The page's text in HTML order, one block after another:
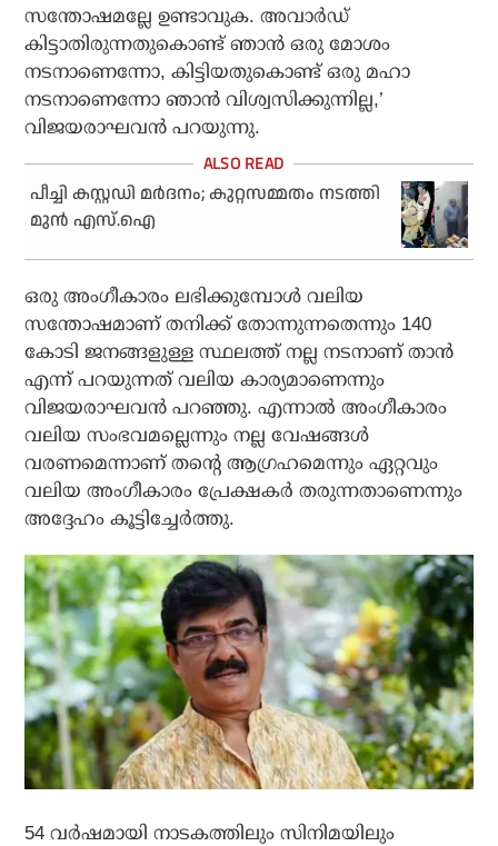
സന്തോഷമല്ലേ ഉണ്ടാവുക. അവാർഡ്
കിട്ടാതിരുന്നതുകൊണ്ട് ഞാൻ ഒരു മോശം
നടനാണെന്നോ, കിട്ടിയതുകൊണ്ട് ഒരു മഹാ
നടനാണെന്നോ ഞാൻ വിശ്വസിക്കുന്നില്ല,’
വിജയരാഘവൻ പറയുന്നു.
പീച്ചി കസ്റ്റഡി മര്‍ദനം; കുറ്റസമ്മതം നടത്തി
മുന്‍ എസ്.ഐ
ഒരു അംഗീകാരം ലഭിക്കുമ്പോൾ വലിയ
സന്തോഷമാണ് തനിക്ക് തോന്നുന്നതെന്നും 140
കോടി ജനങ്ങളുള്ള സ്ഥലത്ത് നല്ല നടനാണ് താൻ
എന്ന് പറയുന്നത് വലിയ കാര്യമാണെന്നും
വിജയരാഘവൻ പറഞ്ഞു. എന്നാൽ അംഗീകാരം
വലിയ സംഭവമല്ലെന്നും നല്ല വേഷങ്ങൾ
വരണമെന്നാണ് തന്റെ ആഗ്രഹമെന്നും ഏറ്റവും
വലിയ അംഗീകാരം പ്രേക്ഷകർ തരുന്നതാണെന്നും
അദ്ദേഹം കൂട്ടിച്ചേർത്തു.
54 വർഷമായി നാടകത്തിലും സിനിമയിലും